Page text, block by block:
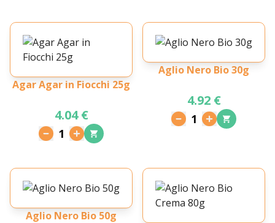
Agar Agar in Fiocchi 25g
4.04 €
1
Aglio Nero Bio 30g
4.92 €
1
Aglio Nero Bio 50g